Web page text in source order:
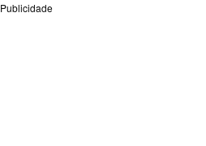
Publicidade